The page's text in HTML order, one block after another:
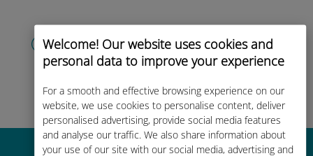
Welcome! Our website uses cookies and
personal data to improve your experience
For a smooth and effective browsing experience on our
website, we use cookies to personalise content, deliver
personalised advertising, provide social media features
and analyse our traffic. We also share information about
your use of our site with our social media, advertising and
Crie sua conta
para começar a usar seu plano de
dados, verificar seu saldo e fazer
recargas em qualquer lugar. Desfrute!